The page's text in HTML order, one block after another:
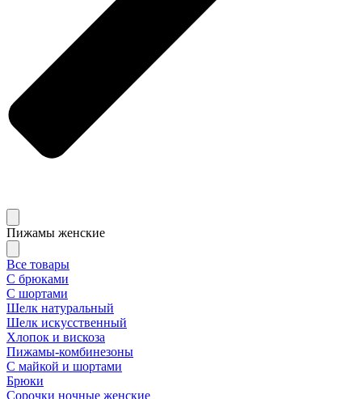
Пижамы женские
Все товары
С брюками
С шортами
Шелк натуральный
Шелк искусственный
Хлопок и вискоза
Пижамы-комбинезоны
С майкой и шортами
Брюки
Сорочки ночные женские